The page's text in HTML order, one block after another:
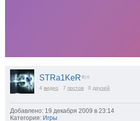
STRa1KeR 0 | 0
4 видео 7 постов 0 друзей
Добавлено: 19 декабря 2009 в 23:14
Категория: Игры